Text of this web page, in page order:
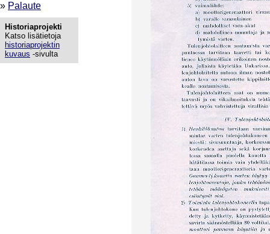
» Palaute
Historiaprojekti
Katso lisätietoja
historiaprojektin
kuvaus -sivulta